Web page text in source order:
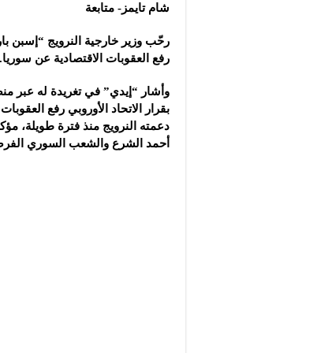
شركة “سوريا
شركة
شركة
شام تايمز- متابعة
رحّب وزير خارجية النرويج “إسبن
رفع العقوبات الاقتصادية عن سوريا.
وأشار “إيدي” في تغريدة له عبر
بقرار الاتحاد الأوروبي رفع
دعمته النرويج منذ فترة طويلة،
أحمد الشرع والشعب السوري